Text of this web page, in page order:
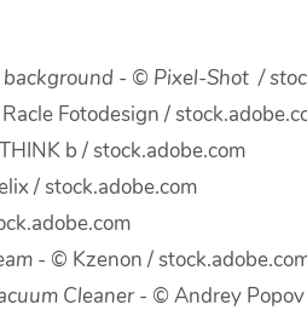
- © Pixel-Shot /
Racle Fotodesign /
THINK b / stock.adobe.com
/ stock.adobe.com
- © Kzenon /
Cleaner- © Andrey Popov